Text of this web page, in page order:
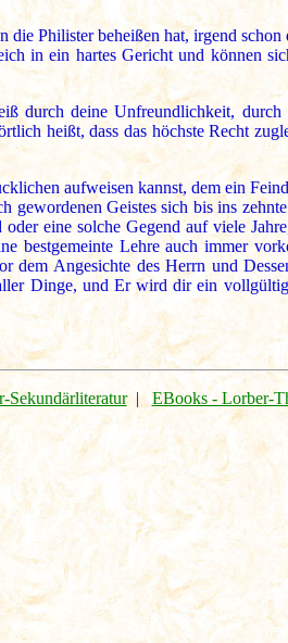
Philister beheißen hat, irgend
in ein hartes Gericht und können
durch deine Unfreundlichkeit,
heißt, dass das höchste Recht
aufweisen kannst, dem ein
Geistes sich bis ins
eine solche Gegend auf viele
bestgemeinte Lehre auch immer
Angesichte des Herrn und
Dinge, und Er wird dir ein
Sekundärliteratur| EBooks - Lorber-